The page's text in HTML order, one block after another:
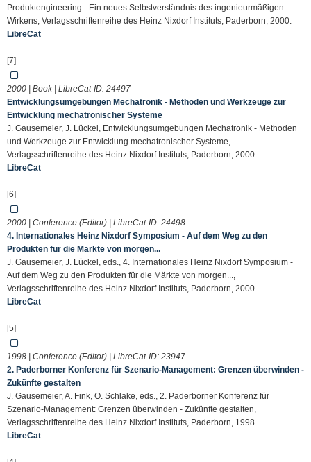
Produktengineering - Ein neues Selbstverständnis des ingenieurmäßigen
Wirkens, Verlagsschriftenreihe des Heinz Nixdorf Instituts, Paderborn, 2000.
LibreCat
[7]
2000 | Book | LibreCat-ID: 24497
Entwicklungsumgebungen Mechatronik - Methoden und Werkzeuge zur
Entwicklung mechatronischer Systeme
J. Gausemeier, J. Lückel, Entwicklungsumgebungen Mechatronik - Methoden
und Werkzeuge zur Entwicklung mechatronischer Systeme,
Verlagsschriftenreihe des Heinz Nixdorf Instituts, Paderborn, 2000.
LibreCat
[6]
2000 | Conference (Editor) | LibreCat-ID: 24498
4. Internationales Heinz Nixdorf Symposium - Auf dem Weg zu den
Produkten für die Märkte von morgen...
J. Gausemeier, J. Lückel, eds., 4. Internationales Heinz Nixdorf Symposium -
Auf dem Weg zu den Produkten für die Märkte von morgen...,
Verlagsschriftenreihe des Heinz Nixdorf Instituts, Paderborn, 2000.
LibreCat
[5]
1998 | Conference (Editor) | LibreCat-ID: 23947
2. Paderborner Konferenz für Szenario-Management: Grenzen überwinden -
Zukünfte gestalten
J. Gausemeier, A. Fink, O. Schlake, eds., 2. Paderborner Konferenz für
Szenario-Management: Grenzen überwinden - Zukünfte gestalten,
Verlagsschriftenreihe des Heinz Nixdorf Instituts, Paderborn, 1998.
LibreCat